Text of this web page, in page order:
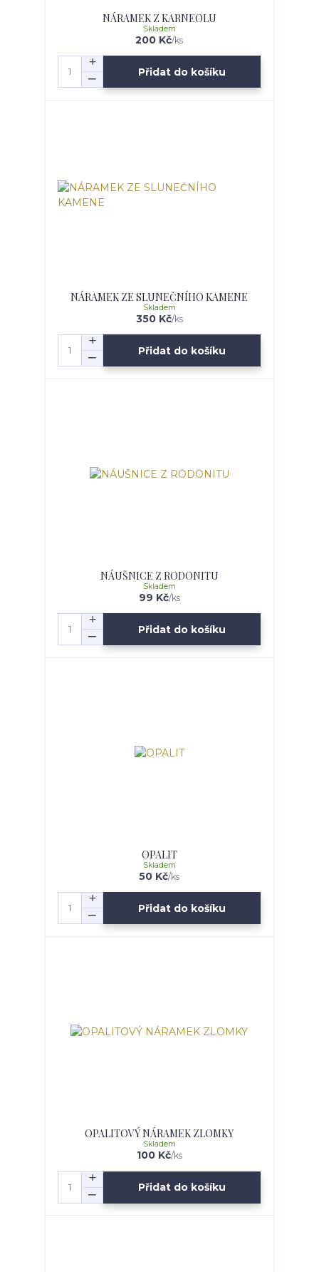
NÁRAMEK Z KARNEOLU
200 Kč/ks
Skladem
Přidat do košíku
NÁRAMEK ZE SLUNEČNÍHO KAMENE
350 Kč/ks
Skladem
Přidat do košíku
NÁUŠNICE Z RODONITU
99 Kč/ks
Skladem
Přidat do košíku
OPALIT
50 Kč/ks
Skladem
Přidat do košíku
OPALITOVÝ NÁRAMEK ZLOMKY
100 Kč/ks
Skladem
Přidat do košíku